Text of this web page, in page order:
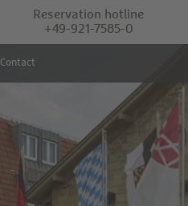
Reservation hotline
+49-921-7585-0
Contact